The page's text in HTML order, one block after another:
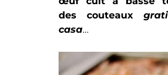
comme les
prendre quelques
vous les partager
compartir »).